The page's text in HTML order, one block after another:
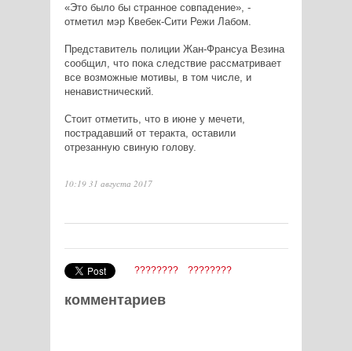
«Это было бы странное совпадение», -
отметил мэр Квебек-Сити Режи Лабом.
Представитель полиции Жан-Франсуа Везина
сообщил, что пока следствие рассматривает
все возможные мотивы, в том числе, и
ненавистнический.
Стоит отметить, что в июне у мечети,
пострадавший от теракта, оставили
отрезанную свиную голову.
10:19 31 августа 2017
???????? ????????
комментариев